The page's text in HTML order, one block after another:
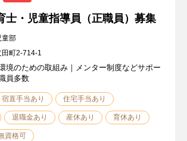
士・児童指導員（正職員）募集
童部
町2-714-1
境のための取組み｜メンター制度などサポー
員多数
宿直手当あり 住宅手当あり
退職金あり 産休あり 育休あり
資格可